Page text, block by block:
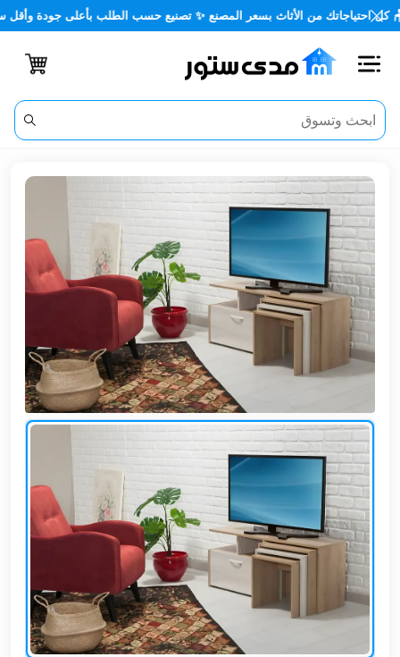
من الأثاث بسعر المصنع ✨ تصنيع حسب الطلب بأعلى جودة وأقل سعر
اغلاق
الفئات
الحساب
أثاث
مكتبي
أثاث
منزلي
خارجي
أثاث
كافيهات
ومطاعم
وفنادق
حواجز
مرورية
خزانات